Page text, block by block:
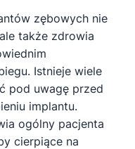
zębowych nie
także zdrowia
Istnieje wiele
pod uwagę przed
implantu.
ogólny pacjenta
cierpiące na